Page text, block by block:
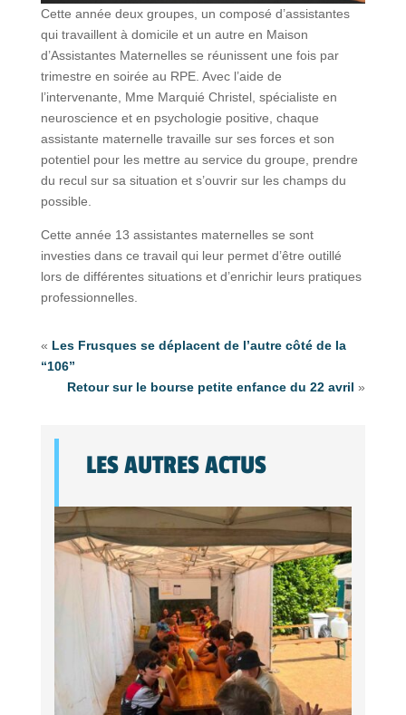
Cette année deux groupes, un composé d’assistantes
qui travaillent à domicile et un autre en Maison
d’Assistantes Maternelles se réunissent une fois par
trimestre en soirée au RPE. Avec l’aide de
l’intervenante, Mme Marquié Christel, spécialiste en
neuroscience et en psychologie positive, chaque
assistante maternelle travaille sur ses forces et son
potentiel pour les mettre au service du groupe, prendre
du recul sur sa situation et s’ouvrir sur les champs du
possible.
Cette année 13 assistantes maternelles se sont
investies dans ce travail qui leur permet d’être outillé
lors de différentes situations et d’enrichir leurs pratiques
professionnelles.
« Les Frusques se déplacent de l’autre côté de la
“106”
Retour sur le bourse petite enfance du 22 avril »
LES AUTRES ACTUS